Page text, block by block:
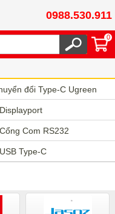
0988.530.911
0
đổi Type-C Ugreen
Com RS232
Type-C